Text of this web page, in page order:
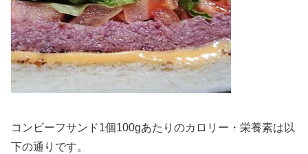
コンビーフサンド1個100gあたりのカロリー・栄養素は以
下の通りです。